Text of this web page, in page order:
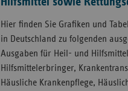
Hier finden Sie Grafiken und
in Deutschland zu folgenden
Ausgaben für Heil- und
Hilfsmittelerbringer,
Häusliche Krankenpflege,